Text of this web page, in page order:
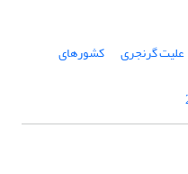
علیت گرنجری کشورهای